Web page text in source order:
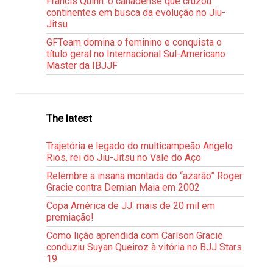
continentes em busca da evolução no Jiu-
Jitsu
GFTeam domina o feminino e conquista o
título geral no Internacional Sul-Americano
Master da IBJJF
The latest
Trajetória e legado do multicampeão Angelo
Rios, rei do Jiu-Jitsu no Vale do Aço
Relembre a insana montada do “azarão” Roger
Gracie contra Demian Maia em 2002
Copa América de JJ: mais de 20 mil em
premiação!
Como lição aprendida com Carlson Gracie
conduziu Suyan Queiroz à vitória no BJJ Stars
19